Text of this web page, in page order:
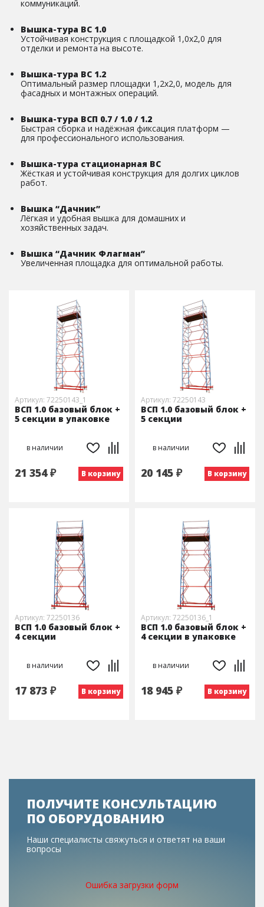
коммуникаций.
Вышка-тура ВС 1.0
Устойчивая конструкция с площадкой 1,0х2,0 для
отделки и ремонта на высоте.
Вышка-тура ВС 1.2
Оптимальный размер площадки 1,2х2,0, модель для
фасадных и монтажных операций.
Вышка-тура ВСП 0.7 / 1.0 / 1.2
Быстрая сборка и надёжная фиксация платформ —
для профессионального использования.
Вышка-тура стационарная ВС
Жёсткая и устойчивая конструкция для долгих циклов
работ.
Вышка “Дачник”
Лёгкая и удобная вышка для домашних и
хозяйственных задач.
Вышка “Дачник Флагман”
Увеличенная площадка для оптимальной работы.
Артикул: 72250143_1
ВСП 1.0 базовый блок +
5 секции в упаковке
в наличии
21 354 ₽ В корзину
Артикул: 72250143
ВСП 1.0 базовый блок +
5 секции
в наличии
20 145 ₽ В корзину
Артикул: 72250136
ВСП 1.0 базовый блок +
4 секции
в наличии
17 873 ₽ В корзину
Артикул: 72250136_1
ВСП 1.0 базовый блок +
4 секции в упаковке
в наличии
18 945 ₽ В корзину
ПОЛУЧИТЕ КОНСУЛЬТАЦИЮ
ПО ОБОРУДОВАНИЮ
Наши специалисты свяжуться и ответят на ваши
вопросы
Ошибка загрузки форм